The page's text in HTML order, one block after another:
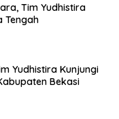
Tim Yudhistira
Tengah
Yudhistira Kunjungi
Bekasi